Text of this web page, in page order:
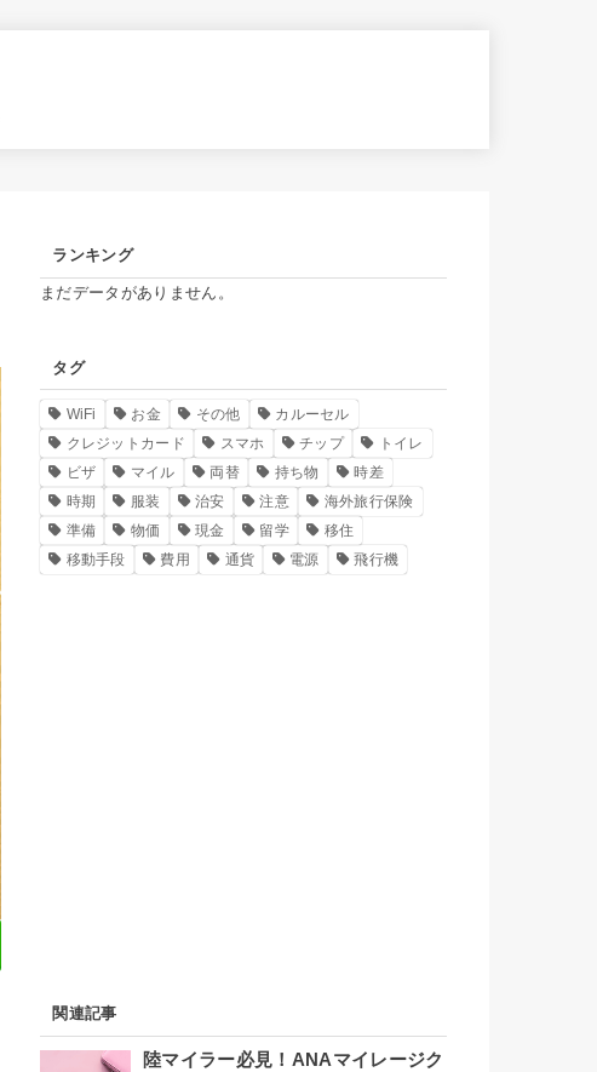
ランキング
まだデータがありません。
タグ
WiFi お金 その他
カルーセル
クレジットカード
スマホ チップ
トイレ
ビザ
マイル 両替 持ち物
時差
時期
服装 治安 注意
海外旅行保険
準備
物価 現金 留学
移住
移動手段
費用 通貨 電源 飛行機
関連記事
陸マイラー必見！ANAマイレージク